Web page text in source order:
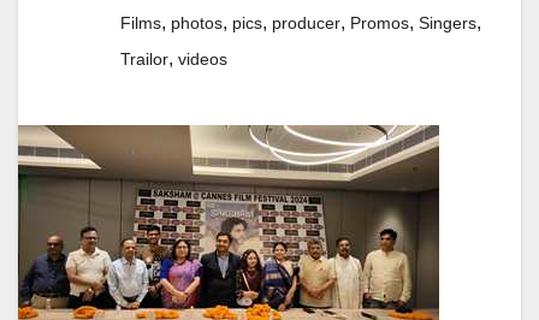
Films, photos, pics, producer, Promos, Singers,
Trailor, videos